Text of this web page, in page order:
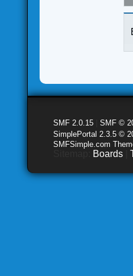
SMF 2.0.15 |SMF ©
SimplePortal 2.3.5 ©
SMFSimple.com
Boards |